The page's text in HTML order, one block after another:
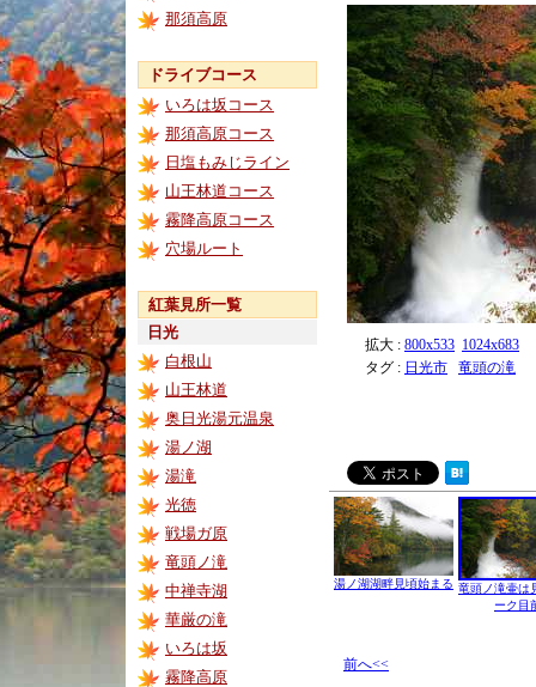
那須高原
ドライブコース
いろは坂コース
那須高原コース
日塩もみじライン
山王林道コース
霧降高原コース
穴場ルート
紅葉見所一覧
日光
白根山
山王林道
奥日光湯元温泉
湯ノ湖
湯滝
光徳
戦場ガ原
竜頭ノ滝
中禅寺湖
華厳の滝
いろは坂
霧降高原
拡大 : 800x533 1024x683
タグ : 日光市 竜頭の滝
湯ノ湖湖畔見頃始まる 竜頭ノ滝壷は
ーク目
前へ<<